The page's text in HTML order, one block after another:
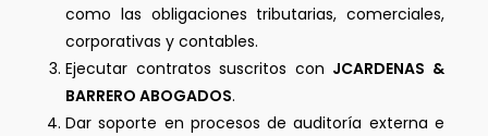
como las obligaciones tributarias, comerciales,
corporativas y contables.
Ejecutar contratos suscritos con JCARDENAS &
BARRERO ABOGADOS.
Dar soporte en procesos de auditoría externa e